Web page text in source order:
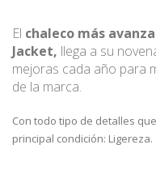
El chaleco más
Jacket, llega a su
mejoras cada año para
de la marca.
Con todo tipo de detalles
principal condición: Ligereza.